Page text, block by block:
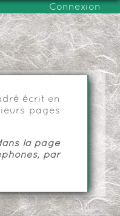
Connexion
écrit en
pages
la page
par